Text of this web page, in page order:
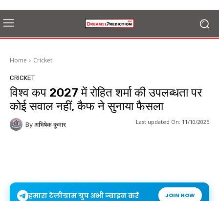
Home Cricket
CRICKET
विश्व कप 2027 में रोहित शर्मा की उपलब्धता पर
कोई सवाल नहीं, कैफ ने सुनाया फैसला
By अभिषेक कुमार Last updated On: 11/10/2025
हमारा टेलीग्राम ग्रुप अभी ज्वाइन करें JOIN NOW